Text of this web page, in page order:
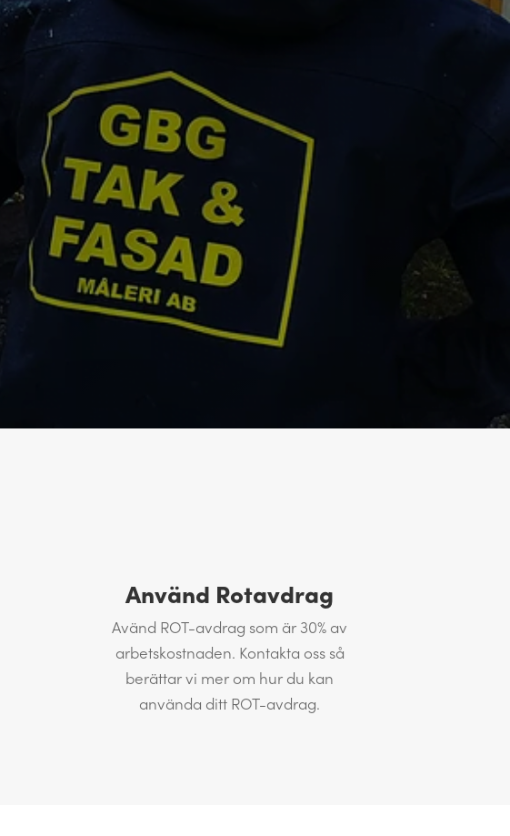
Använd Rotavdrag
Avänd ROT-avdrag som är 30% av
arbetskostnaden. Kontakta oss så
berättar vi mer om hur du kan
använda ditt ROT-avdrag.